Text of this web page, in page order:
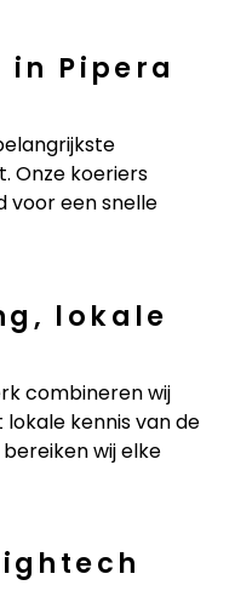
Pipera
Onze koeriers
voor een snelle
lokale
combineren wij
kennis van de
wij elke